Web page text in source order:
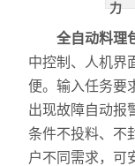
力
全自动料理
中控制、人机界
便。输入任务要
出现故障自动报
条件不投料、不
户不同需求，可